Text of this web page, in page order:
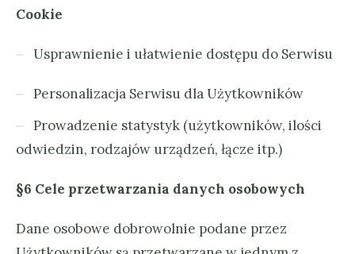
Cookie
Usprawnienie i ułatwienie dostępu do Serwisu
Personalizacja Serwisu dla Użytkowników
Prowadzenie statystyk (użytkowników, ilości
odwiedzin, rodzajów urządzeń, łącze itp.)
§6 Cele przetwarzania danych osobowych
Dane osobowe dobrowolnie podane przez